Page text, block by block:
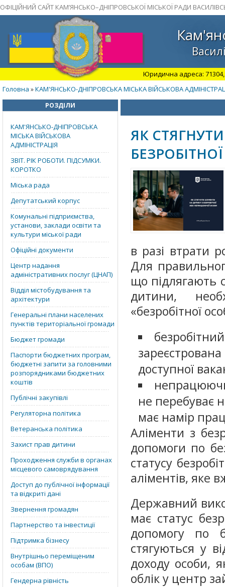
ОФІЦІЙНИЙ САЙТ КАМ’ЯНСЬКО–ДНІПРОВСЬКОЇ МІСЬКОЇ РАДИ
Юридична адреса: 71304,
Головна »КАМ'ЯНСЬКО-ДНІПРОВСЬКА МІСЬКА ВІЙСЬКОВА
РОЗДІЛИ
КАМ'ЯНСЬКО-ДНІПРОВСЬКА
МІСЬКА ВІЙСЬКОВА
АДМІНІСТРАЦІЯ
ЗВІТ. РІК РОБОТИ. ПІДСУМКИ.
КОРОТКО
Міська рада
Депутатський корпус
Комунальні підприємства,
установи, заклади освіти та
культури міської ради
Офіційні документи
Центр надання
адміністративних послуг (ЦНАП)
Відділ містобудування та
архітектури
Генеральні плани населених
пунктів територіальної громади
Бюджет громади
Паспорти бюджетних програм,
бюджетні запити за головними
розпорядниками бюджетних
коштів
Публічні закупівлі
Регуляторна політика
Ветеранська політика
Захист прав дитини
Проходження служби в органах
місцевого самоврядування
Доступ до публічної інформації
та відкриті дані
Звернення громадян
Партнерство та інвестиції
Підтримка бізнесу
Внутрішньо переміщеним
особам (ВПО)
Гендерна рівність
ЯК
в разі втрати
Для
що підлягають
дитини,
«безробітної
зареєстрована
доступної
не перебуває
має намір
Аліменти з
допомоги по
статусу
аліментів, яке
Державний
має статус
допомогу по
стягуються у
доходу особи,
облік у центр